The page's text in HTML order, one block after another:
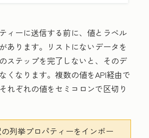
ィーに送信する前に、値とラベル
あります。リストにないデータを
ステップを完了しないと、そのデ
くなります。複数の値をAPI経由で
れぞれの値をセミコロンで区切り
列挙プロパティーをインポー